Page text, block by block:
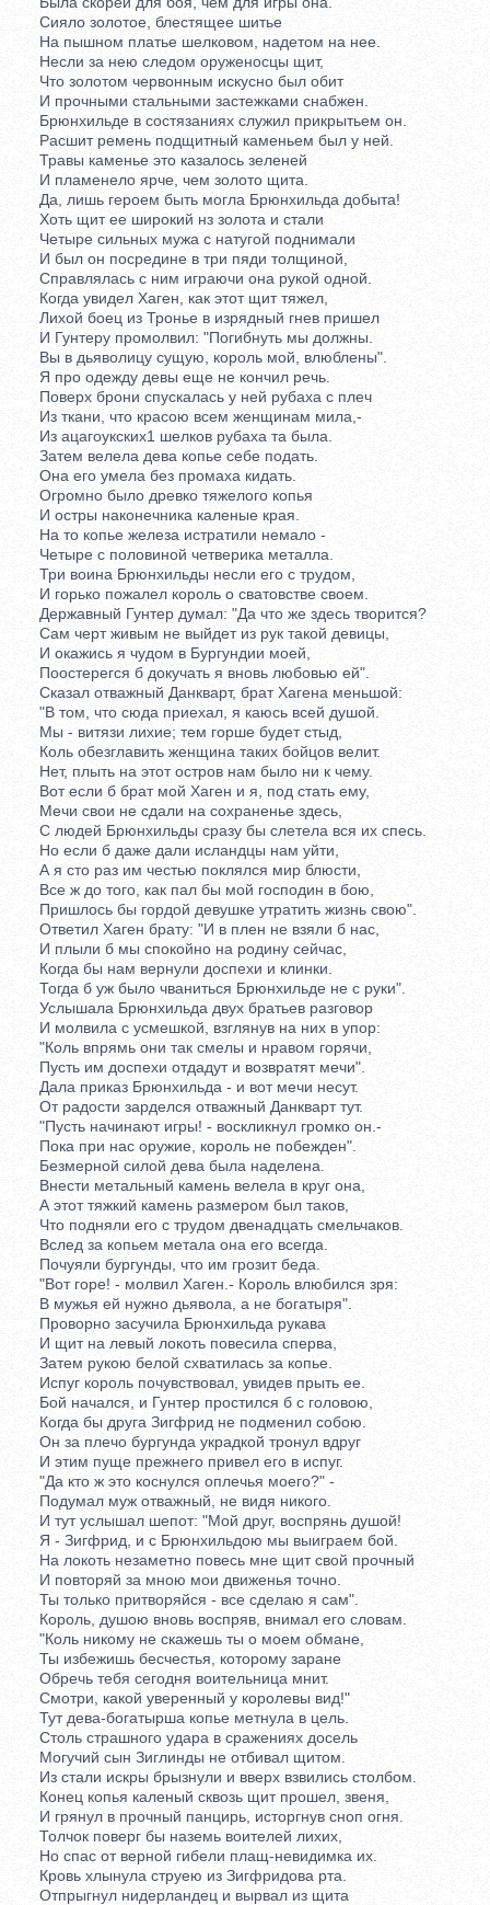
Сияло золотое, блестящее шитье
На пышном платье шелковом, надетом на нее.
Несли за нею следом оруженосцы щит,
Что золотом червонным искусно был обит
И прочными стальными застежками снабжен.
Брюнхильде в состязаниях служил прикрытьем он.
Расшит ремень подщитный каменьем был у ней.
Травы каменье это казалось зеленей
И пламенело ярче, чем золото щита.
Да, лишь героем быть могла Брюнхильда добыта!
Хоть щит ее широкий нз золота и стали
Четыре сильных мужа с натугой поднимали
И был он посредине в три пяди толщиной,
Справлялась с ним играючи она рукой одной.
Когда увидел Хаген, как этот щит тяжел,
Лихой боец из Тронье в изрядный гнев пришел
И Гунтеру промолвил: "Погибнуть мы должны.
Вы в дьяволицу сущую, король мой, влюблены".
Я про одежду девы еще не кончил речь.
Поверх брони спускалась у ней рубаха с плеч
Из ткани, что красою всем женщинам мила,-
Из ацагоукских1 шелков рубаха та была.
Затем велела дева копье себе подать.
Она его умела без промаха кидать.
Огромно было древко тяжелого копья
И остры наконечника каленые края.
На то копье железа истратили немало -
Четыре с половиной четверика металла.
Три воина Брюнхильды несли его с трудом,
И горько пожалел король о сватовстве своем.
Державный Гунтер думал: "Да что же здесь творится?
Сам черт живым не выйдет из рук такой девицы,
И окажись я чудом в Бургундии моей,
Поостерегся б докучать я вновь любовью ей".
Сказал отважный Данкварт, брат Хагена меньшой:
"В том, что сюда приехал, я каюсь всей душой.
Мы - витязи лихие; тем горше будет стыд,
Коль обезглавить женщина таких бойцов велит.
Нет, плыть на этот остров нам было ни к чему.
Вот если б брат мой Хаген и я, под стать ему,
Мечи свои не сдали на сохраненье здесь,
С людей Брюнхильды сразу бы слетела вся их спесь.
Но если б даже дали исландцы нам уйти,
А я сто раз им честью поклялся мир блюсти,
Все ж до того, как пал бы мой господин в бою,
Пришлось бы гордой девушке утратить жизнь свою".
Ответил Хаген брату: "И в плен не взяли б нас,
И плыли б мы спокойно на родину сейчас,
Когда бы нам вернули доспехи и клинки.
Тогда б уж было чваниться Брюнхильде не с руки".
Услышала Брюнхильда двух братьев разговор
И молвила с усмешкой, взглянув на них в упор:
"Коль впрямь они так смелы и нравом горячи,
Пусть им доспехи отдадут и возвратят мечи".
Дала приказ Брюнхильда - и вот мечи несут.
От радости зарделся отважный Данкварт тут.
"Пусть начинают игры! - воскликнул громко он.-
Пока при нас оружие, король не побежден".
Безмерной силой дева была наделена.
Внести метальный камень велела в круг она,
А этот тяжкий камень размером был таков,
Что подняли его с трудом двенадцать смельчаков.
Вслед за копьем метала она его всегда.
Почуяли бургунды, что им грозит беда.
"Вот горе! - молвил Хаген.- Король влюбился зря:
В мужья ей нужно дьявола, а не богатыря".
Проворно засучила Брюнхильда рукава
И щит на левый локоть повесила сперва,
Затем рукою белой схватилась за копье.
Испуг король почувствовал, увидев прыть ее.
Бой начался, и Гунтер простился б с головою,
Когда бы друга Зигфрид не подменил собою.
Он за плечо бургунда украдкой тронул вдруг
И этим пуще прежнего привел его в испуг.
"Да кто ж это коснулся оплечья моего?" -
Подумал муж отважный, не видя никого.
И тут услышал шепот: "Мой друг, воспрянь душой!
Я - Зигфрид, и с Брюнхильдою мы выиграем бой.
На локоть незаметно повесь мне щит свой прочный
И повторяй за мною мои движенья точно.
Ты только притворяйся - все сделаю я сам".
Король, душою вновь воспряв, внимал его словам.
"Коль никому не скажешь ты о моем обмане,
Ты избежишь бесчестья, которому заране
Обречь тебя сегодня воительница мнит.
Смотри, какой уверенный у королевы вид!"
Тут дева-богатырша копье метнула в цель.
Столь страшного удара в сражениях досель
Могучий сын Зиглинды не отбивал щитом.
Из стали искры брызнули и вверх взвились столбом.
Конец копья каленый сквозь щит прошел, звеня,
И грянул в прочный панцирь, исторгнув сноп огня.
Толчок поверг бы наземь воителей лихих,
Но спас от верной гибели плащ-невидимка их.
Кровь хлынула струею из Зигфридова рта.
Отпрыгнул нидерландец и вырвал из щита